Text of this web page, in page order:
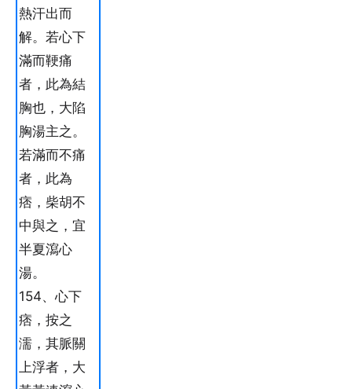
熱汗出而
解。若心下
滿而鞕痛
者，此為結
胸也，大陷
胸湯主之。
若滿而不痛
者，此為
痞，柴胡不
中與之，宜
半夏瀉心
湯。
154、心下
痞，按之
濡，其脈關
上浮者，大